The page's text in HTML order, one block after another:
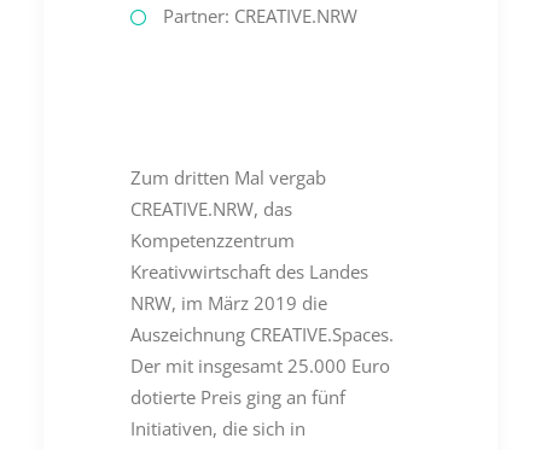
Partner: CREATIVE.NRW
Zum dritten Mal vergab
CREATIVE.NRW, das
Kompetenzzentrum
Kreativwirtschaft des Landes
NRW, im März 2019 die
Auszeichnung CREATIVE.Spaces.
Der mit insgesamt 25.000 Euro
dotierte Preis ging an fünf
Initiativen, die sich in